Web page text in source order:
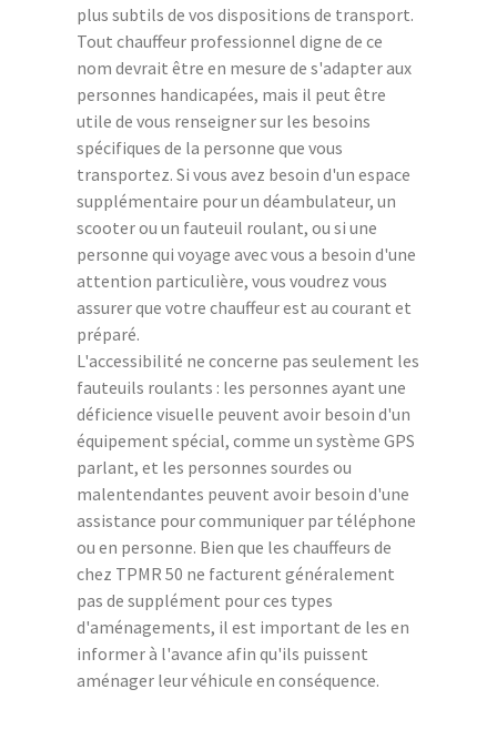
plus subtils de vos dispositions de transport.
Tout chauffeur professionnel digne de ce
nom devrait être en mesure de s'adapter aux
personnes handicapées, mais il peut être
utile de vous renseigner sur les besoins
spécifiques de la personne que vous
transportez. Si vous avez besoin d'un espace
supplémentaire pour un déambulateur, un
scooter ou un fauteuil roulant, ou si une
personne qui voyage avec vous a besoin d'une
attention particulière, vous voudrez vous
assurer que votre chauffeur est au courant et
préparé.
L'accessibilité ne concerne pas seulement les
fauteuils roulants : les personnes ayant une
déficience visuelle peuvent avoir besoin d'un
équipement spécial, comme un système GPS
parlant, et les personnes sourdes ou
malentendantes peuvent avoir besoin d'une
assistance pour communiquer par téléphone
ou en personne. Bien que les chauffeurs de
chez TPMR 50 ne facturent généralement
pas de supplément pour ces types
d'aménagements, il est important de les en
informer à l'avance afin qu'ils puissent
aménager leur véhicule en conséquence.